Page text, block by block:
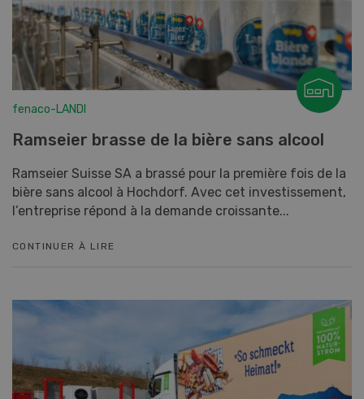
fenaco-LANDI
Ramseier brasse de la bière sans alcool
Ramseier Suisse SA a brassé pour la première fois de la
bière sans alcool à Hochdorf. Avec cet investissement,
l’entreprise répond à la demande croissante...
CONTINUER À LIRE